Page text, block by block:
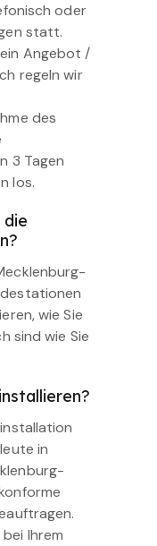
oder
statt.
Angebot /
regeln wir
des
3 Tagen
los.
wie Sie
sind wie Sie
in
Ihrem